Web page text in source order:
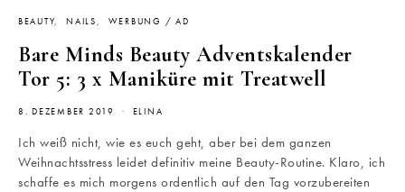
BEAUTY NAILS WERBUNG / AD
Bare Minds Beauty Adventskalender
Tor 5: 3 x Maniküre mit Treatwell
8. DEZEMBER 2019 ELINA
Ich weiß nicht, wie es euch geht, aber bei dem ganzen
Weihnachtsstress leidet definitiv meine Beauty-Routine. Klaro, ich
schaffe es mich morgens ordentlich auf den Tag vorzubereiten